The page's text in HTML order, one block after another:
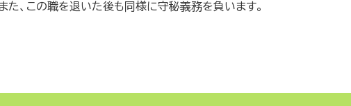
た、この職を退いた後も同様に守秘義務を負います。